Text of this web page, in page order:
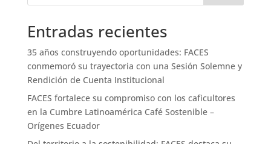
Entradas recientes
35 años construyendo oportunidades: FACES
conmemoró su trayectoria con una Sesión Solemne y
Rendición de Cuenta Institucional
FACES fortalece su compromiso con los caficultores
en la Cumbre Latinoamérica Café Sostenible –
Orígenes Ecuador